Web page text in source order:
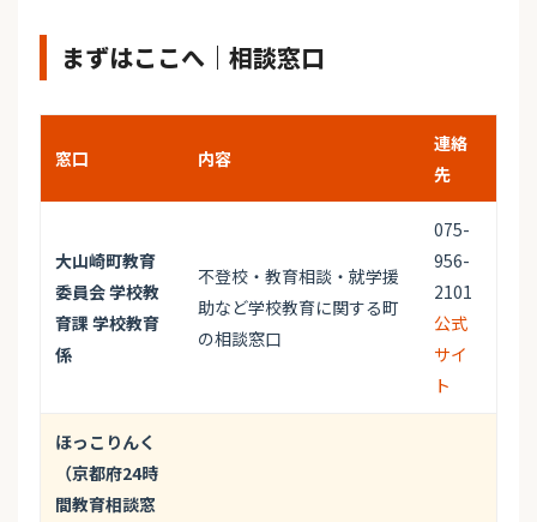
まずはここへ｜相談窓口
窓口 内容
連絡
先
大山崎町教育
委員会 学校教
育課 学校教育
係
不登校・教育相談・就学援
助など学校教育に関する町
の相談窓口
075-
956-
2101
公式
サイ
ト
ほっこりんく
（京都府24時
間教育相談窓